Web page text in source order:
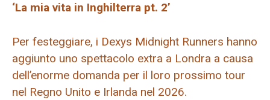
‘La mia vita in Inghilterra pt. 2’
Per festeggiare, i Dexys Midnight Runners hanno
aggiunto uno spettacolo extra a Londra a causa
dell’enorme domanda per il loro prossimo tour
nel Regno Unito e Irlanda nel 2026.